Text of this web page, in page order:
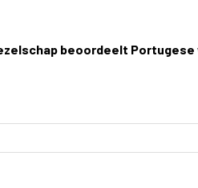
beoordeelt Portugese